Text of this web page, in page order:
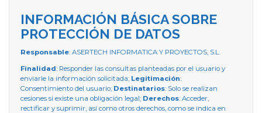
INFORMACIÓN BÁSICA SOBRE
PROTECCIÓN DE DATOS
Responsable: ASERTECH INFORMATICA Y PROYECTOS, S.L.
Finalidad: Responder las consultas planteadas por el usuario y
enviarle la información solicitada; Legitimación:
Consentimiento del usuario; Destinatarios: Solo se realizan
cesiones si existe una obligación legal; Derechos: Acceder,
rectificar y suprimir, así como otros derechos, como se indica en